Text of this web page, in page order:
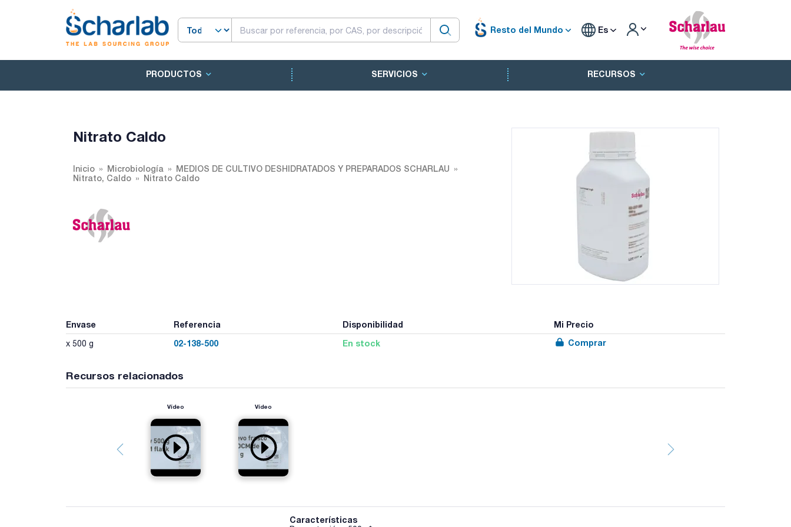
Resto del Mundo Es
PRODUCTOS SERVICIOS RECURSOS
Nitrato Caldo
Inicio Microbiología
MEDIOS DE CULTIVO DESHIDRATADOS Y PREPARADOS SCHARLAU
Nitrato, Caldo
Nitrato Caldo
Envase Referencia Disponibilidad Mi Precio
x 500 g 02-138-500 En stock Comprar
Recursos relacionados
Vídeo Vídeo
Características